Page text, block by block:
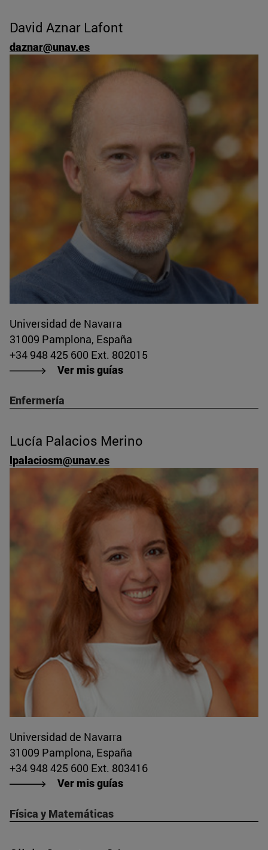
David Aznar Lafont
daznar@unav.es
Universidad de Navarra
31009 Pamplona, España
+34 948 425 600 Ext. 802015
Ver mis guías
Enfermería
Lucía Palacios Merino
lpalaciosm@unav.es
Universidad de Navarra
31009 Pamplona, España
+34 948 425 600 Ext. 803416
Ver mis guías
Física y Matemáticas